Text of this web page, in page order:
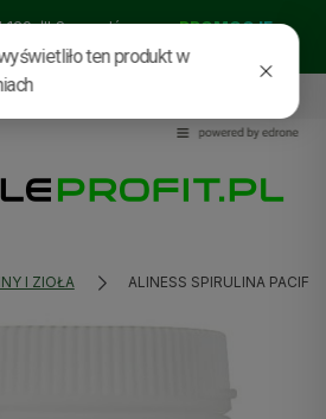
Sprawdź nasze:PROMOCJE
NOWOŚCI
I ZIOŁA ALINESS SPIRULINA